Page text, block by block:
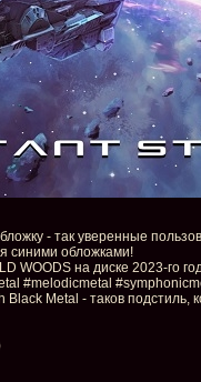
- так уверенные
синими обложками!
WOODS на диске 2023-го
#melodicmetal
Black Metal - таков